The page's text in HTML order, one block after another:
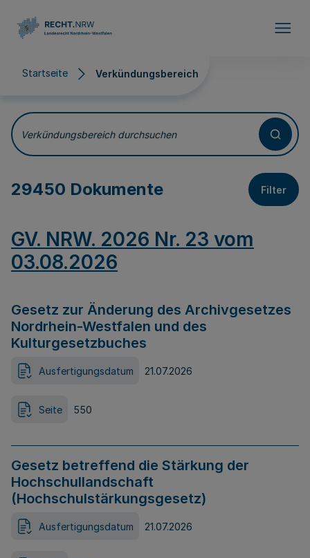
Startseite Verkündungsbereich
Verkündungsbereich
Verkündungsbereich durchsuchen
29450 Dokumente Filter
GV. NRW. 2026 Nr. 23 vom
03.08.2026
Gesetz zur Änderung des Archivgesetzes
Nordrhein-Westfalen und des
Kulturgesetzbuches
Ausfertigungsdatum 21.07.2026
Seite 550
Gesetz betreffend die Stärkung der
Hochschullandschaft
(Hochschulstärkungsgesetz)
Ausfertigungsdatum 21.07.2026